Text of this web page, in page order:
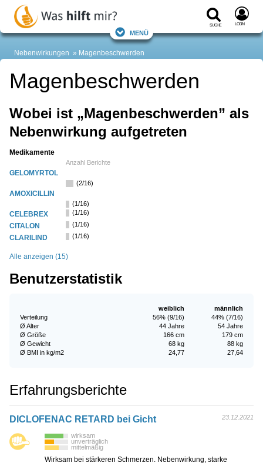
Suche Login
Menü
Nebenwirkungen Magenbeschwerden
Magenbeschwerden
Wobei ist „Magenbeschwerden” als
Nebenwirkung aufgetreten
Medikamente
Anzahl Berichte
GELOMYRTOL
(2/16)
AMOXICILLIN
(1/16)
CELEBREX (1/16)
CITALON (1/16)
CLARILIND (1/16)
Alle anzeigen (15)
Benutzerstatistik
männlich
weiblich
Verteilung
44% (7/16)
56% (9/16)
Ø Alter
54 Jahre
44 Jahre
Ø Größe
179 cm
166 cm
Ø Gewicht
88 kg
68 kg
Ø BMI in kg/m2
27,64
24,77
Erfahrungsberichte
DICLOFENAC RETARD bei Gicht 23.12.2021
wirksam
unverträglich
mittelmäßig
Wirksam bei stärkeren Schmerzen. Nebenwirkung, starke